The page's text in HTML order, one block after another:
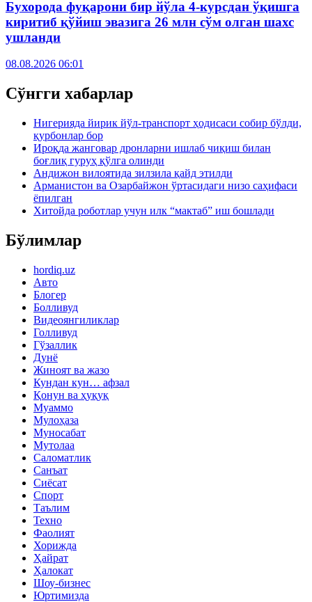
Бухорода фуқарони бир йўла 4-курсдан ўқишга
киритиб қўйиш эвазига 26 млн сўм олган шахс
ушланди
08.08.2026 06:01
Сўнгги хабарлар
Нигерияда йирик йўл-транспорт ҳодисаси собир бўлди,
қурбонлар бор
Ироқда жанговар дронларни ишлаб чиқиш билан
боғлиқ гуруҳ қўлга олинди
Андижон вилоятида зилзила қайд этилди
Арманистон ва Озарбайжон ўртасидаги низо саҳифаси
ёпилган
Хитойда роботлар учун илк “мактаб” иш бошлади
Бўлимлар
hordiq.uz
Авто
Блогер
Болливуд
Видеоянгиликлар
Голливуд
Гўзаллик
Дунё
Жиноят ва жазо
Кундан кун… афзал
Қонун ва ҳуқуқ
Муаммо
Мулоҳаза
Муносабат
Мутолаа
Саломатлик
Санъат
Сиёсат
Спорт
Таълим
Техно
Фаолият
Хорижда
Ҳайрат
Ҳалокат
Шоу-бизнес
Юртимизда